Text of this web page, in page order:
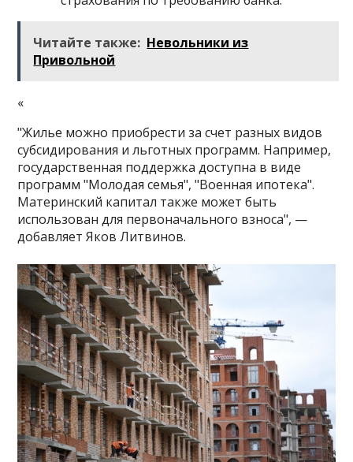
Читайте также: Невольники из
Привольной
«
"Жилье можно приобрести за счет разных видов
субсидирования и льготных программ. Например,
государственная поддержка доступна в виде
программ "Молодая семья", "Военная ипотека".
Материнский капитал также может быть
использован для первоначального взноса", —
добавляет Яков Литвинов.